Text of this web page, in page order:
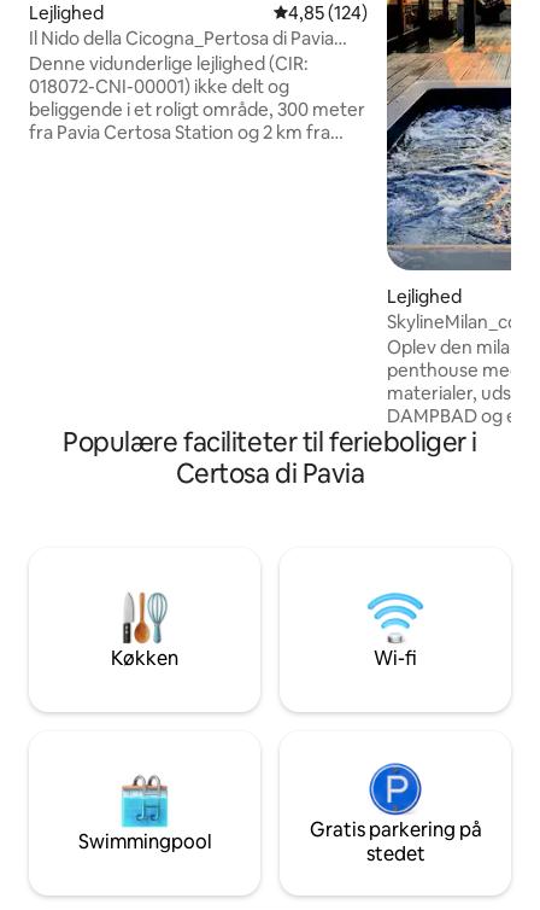
Lejlighed 4,85 ud af 5 i gennemsnitlig
4,85 (124)
Il Nido della Cicogna_Pertosa di Pavia
Station
Denne vidunderlige lejlighed (CIR:
018072-CNI-00001) ikke delt og
beliggende i et roligt område, 300 meter
fra Pavia Certosa Station og 2 km fra
Lejlighed
SkylineMilan_com
Oplev den
penthouse med
materialer,
DAMPBAD og
udsigt over
Taglejligheden
31/10, på
før indtjekning)
omkostninger,
Populære faciliteter til ferieboliger i
Certosa di Pavia
Køkken Wi-fi
Swimmingpool
Gratis parkering på
stedet